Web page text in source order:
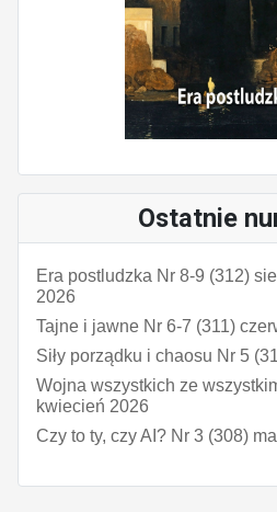
Ostatnie
Era postludzka Nr 8-9 (312)
2026
Tajne i jawne Nr 6-7 (311)
Siły porządku i chaosu Nr 5
Wojna wszystkich ze
kwiecień 2026
Czy to ty, czy AI? Nr 3 (308)